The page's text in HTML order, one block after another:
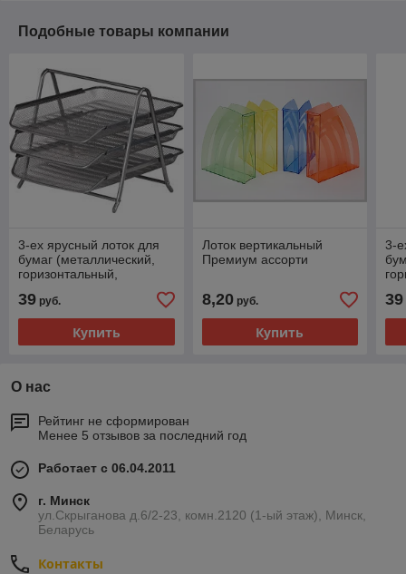
Подобные товары компании
3-ех ярусный лоток для
бумаг (металлический,
горизонтальный,
39 руб.
Купить
Лоток вертикальный
Премиум ассорти
8,20руб.
Купить
3-
39
О нас
Рейтинг не сформирован
Менее 5 отзывов за последний год
Работает с 06.04.2011
г. Минск
ул.Скрыганова д.6/2-23, комн.2120 (1-ый этаж), Минск,
Беларусь
Контакты